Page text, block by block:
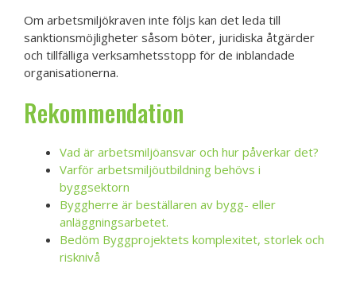
Om arbetsmiljökraven inte följs kan det leda till
sanktionsmöjligheter såsom böter, juridiska åtgärder
och tillfälliga verksamhetsstopp för de inblandade
organisationerna.
Rekommendation
Vad är arbetsmiljöansvar och hur påverkar det?
Varför arbetsmiljöutbildning behövs i
byggsektorn
Byggherre är beställaren av bygg- eller
anläggningsarbetet.
Bedöm Byggprojektets komplexitet, storlek och
risknivå